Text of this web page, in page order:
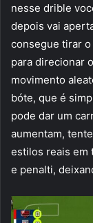
nesse drible
depois vai
consegue tirar
para direcionar
movimento
bóte, que é
pode dar um
aumentam,
estilos reais em
e penalti,